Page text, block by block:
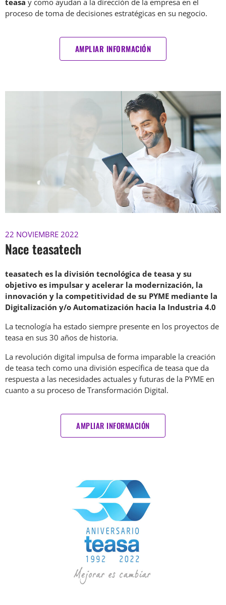
proceso de toma de decisiones estratégicas en su negocio.
AMPLIAR INFORMACIÓN
22 NOVIEMBRE 2022
Nace teasatech
teasatech es la división tecnológica de teasa y su
objetivo es impulsar y acelerar la modernización, la
innovación y la competitividad de su PYME mediante la
Digitalización y/o Automatización hacia la Industria 4.0
La tecnología ha estado siempre presente en los proyectos de
teasa en sus 30 años de historia.
La revolución digital impulsa de forma imparable la creación
de teasa tech como una división específica de teasa que da
respuesta a las necesidades actuales y futuras de la PYME en
cuanto a su proceso de Transformación Digital.
AMPLIAR INFORMACIÓN